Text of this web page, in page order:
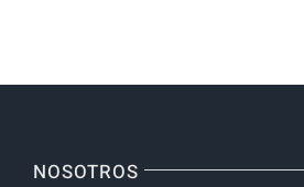
NOSOTROS